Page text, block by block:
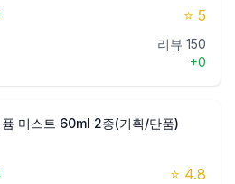
⭐ 5
리뷰 150
+0
미스트 60ml 2종(기획/단품)
⭐ 4.8